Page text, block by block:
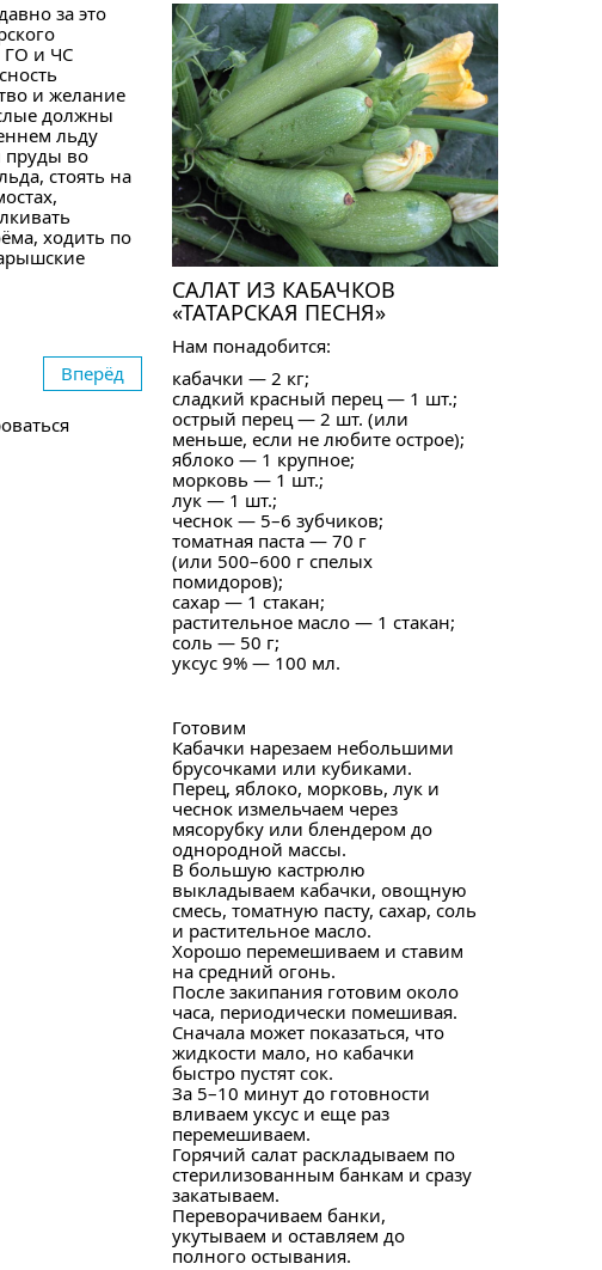
за это
ГО и ЧС
и желание
должны
льду
пруды во
стоять на
ходить по
Вперёд
САЛАТ ИЗ КАБАЧКОВ
«ТАТАРСКАЯ ПЕСНЯ»
Нам понадобится:
кабачки — 2 кг;
сладкий красный перец — 1 шт.;
острый перец — 2 шт. (или
меньше, если не любите острое);
яблоко — 1 крупное;
морковь — 1 шт.;
лук — 1 шт.;
чеснок — 5–6 зубчиков;
томатная паста — 70 г
(или 500–600 г спелых
помидоров);
сахар — 1 стакан;
растительное масло — 1 стакан;
соль — 50 г;
уксус 9% — 100 мл.
Готовим
Кабачки нарезаем небольшими
брусочками или кубиками.
Перец, яблоко, морковь, лук и
чеснок измельчаем через
мясорубку или блендером до
однородной массы.
В большую кастрюлю
выкладываем кабачки, овощную
смесь, томатную пасту, сахар, соль
и растительное масло.
Хорошо перемешиваем и ставим
на средний огонь.
После закипания готовим около
часа, периодически помешивая.
Сначала может показаться, что
жидкости мало, но кабачки
быстро пустят сок.
За 5–10 минут до готовности
вливаем уксус и еще раз
перемешиваем.
Горячий салат раскладываем по
стерилизованным банкам и сразу
закатываем.
Переворачиваем банки,
укутываем и оставляем до
полного остывания.